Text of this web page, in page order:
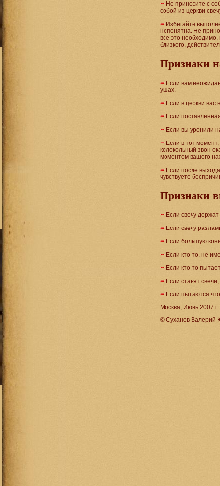
Не приносите с
собой из церкви
Избегайте
непонятна. Не
все это необходимо,
близкого,
Признаки
Если вам
ушах.
Если в церкви вас
Если
Если вы уронили
Если в тот
колокольный звон
моментом вашего
Если после
чувствуете
Признаки
Если свечу
Если свечу
Если большую
Если кто-то, не
Если кто-то
Если ставят
Если пытаются
Москва, Июнь 2007 г.
© Суханов Валерий